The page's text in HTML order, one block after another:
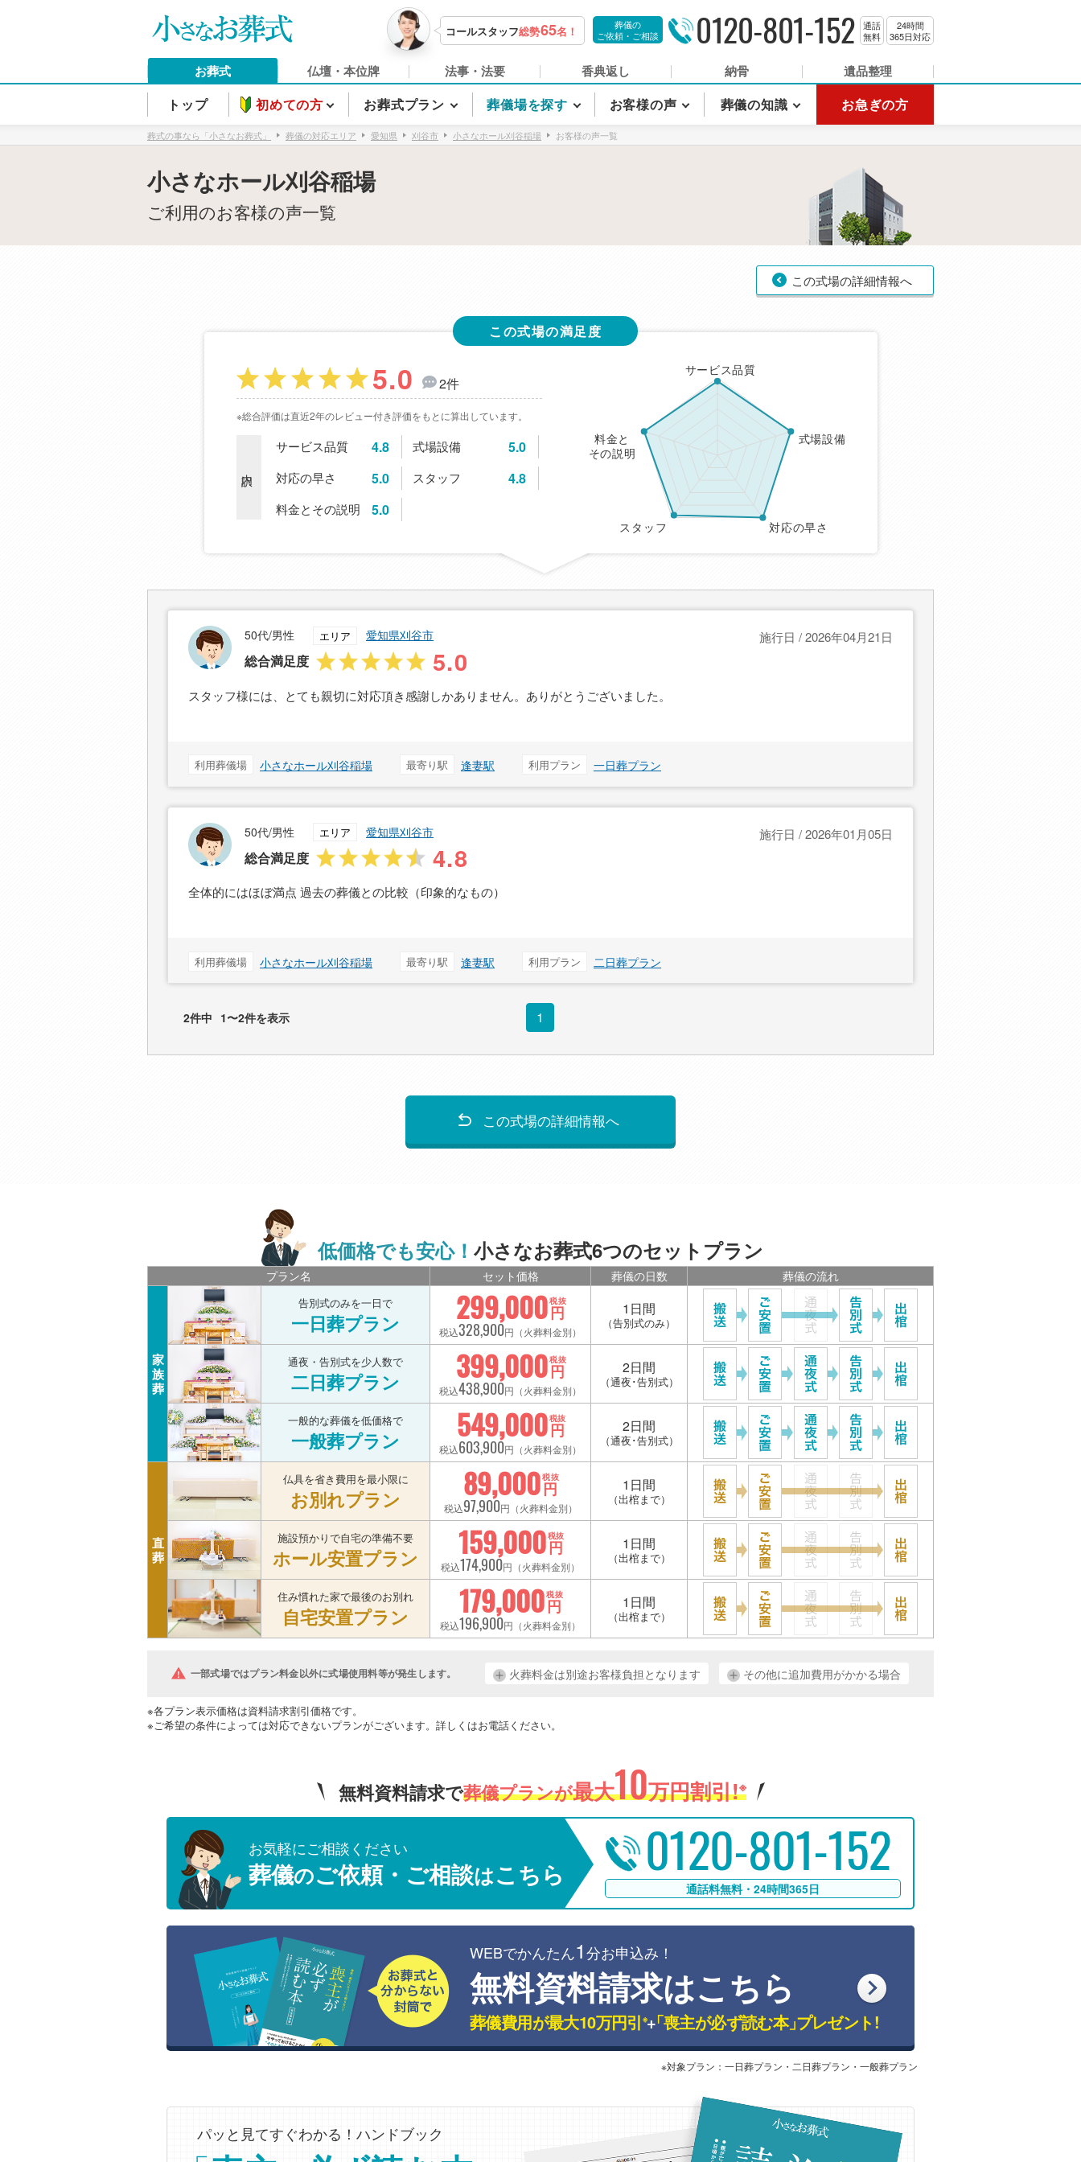
コールスタッフ総勢65名！
葬儀の
ご依頼・ご相談
0120-801-152
通話
無料
24時間
365日対応
お葬式 仏壇・本位牌 法事・法要 香典返し 納骨 遺品整理
トップ 初めての方 お葬式プラン 葬儀場を探す お客様の声 葬儀の知識 お急ぎの方
葬式の事なら「小さなお葬式」 葬儀の対応エリア 愛知県 刈谷市 小さなホール刈谷稲場 お客様の声一覧
小さなホール刈谷稲場
ご利用のお客様の声一覧
この式場の詳細情報へ
この式場の満足度
5.0 2件
※総合評価は直近2年のレビュー付き評価をもとに算出しています。
サービス品質 4.8 式場設備 5.0
対応の早さ 5.0 スタッフ 4.8
料金とその説明 5.0
サービス品質
式場設備
対応の早さ
スタッフ
料金と
その説明
50代/男性 エリア 愛知県刈谷市
総合満足度 5.0
施行日 / 2026年04月21日
スタッフ様には、とても親切に対応頂き感謝しかありません。ありがとうございました。
利用葬儀場 小さなホール刈谷稲場 最寄り駅 逢妻駅 利用プラン 一日葬プラン
50代/男性 エリア 愛知県刈谷市
総合満足度 4.8
施行日 / 2026年01月05日
全体的にはほぼ満点 過去の葬儀との比較（印象的なもの）
利用葬儀場 小さなホール刈谷稲場 最寄り駅 逢妻駅 利用プラン 二日葬プラン
1
2件中 1〜2件を表示
この式場の詳細情報へ
低価格でも安心！ 小さなお葬式6つのセットプラン
プラン名 セット価格 葬儀の日数 葬儀の流れ
家
族
葬
告別式のみを一日で
一日葬プラン 299,000円
税抜
税込328,900円（火葬料金別）
1日間
（告別式のみ）
通夜・告別式を少人数で
二日葬プラン 399,000円
税抜
税込438,900円（火葬料金別）
2日間
（通夜･告別式）
一般的な葬儀を低価格で
一般葬プラン 549,000円
税抜
税込603,900円（火葬料金別）
2日間
（通夜･告別式）
直
葬
仏具を省き費用を最小限に
お別れプラン 89,000円
税抜
税込97,900円（火葬料金別）
1日間
（出棺まで）
施設預かりで自宅の準備不要
ホール安置プラン 159,000円
税抜
税込174,900円（火葬料金別）
1日間
（出棺まで）
住み慣れた家で最後のお別れ
自宅安置プラン 179,000円
税抜
税込196,900円（火葬料金別）
1日間
（出棺まで）
一部式場ではプラン料金以外に式場使用料等が発生します。 火葬料金は別途お客様負担となります その他に追加費用がかかる場合
※各プラン表示価格は資料請求割引価格です。
※ご希望の条件によっては対応できないプランがございます。詳しくはお電話ください。
無料資料請求で葬儀プランが最大10万円割引!※
お気軽にご相談ください
葬儀のご依頼・ご相談はこちら 0120-801-152
通話料無料・24時間365日
WEBでかんたん1分お申込み！
無料資料請求はこちら
葬儀費用が最大10万円引 ※+
「喪主が必ず読む本」プレゼント!
※対象プラン：一日葬プラン・二日葬プラン・一般葬プラン
パッと見てすぐわかる！ハンドブック